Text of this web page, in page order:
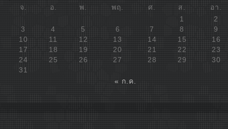
จ. อ. พ. พฤ. ศ. ส.
อา.
1
2
3
4 5 6 7 8
9
10
11 12 13 14 15
16
17
18 19 20 21 22
23
24
25 26 27 28 29
30
31
« ก.ค.